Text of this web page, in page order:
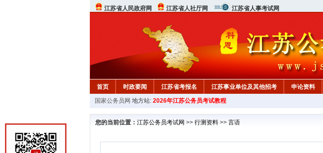
江苏省人民政府网 江苏省人社厅网 江苏省人事考试网
首页 时政要闻 江苏省考报名 江苏事业单位及其他招考 申论资料
国家公务员网 地方站: 2026年江苏公务员考试教程
您的当前位置： 江苏公务员考试网 >> 行测资料 >> 言语